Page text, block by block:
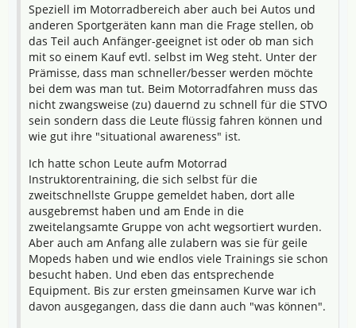
Speziell im Motorradbereich aber auch bei Autos und
anderen Sportgeräten kann man die Frage stellen, ob
das Teil auch Anfänger-geeignet ist oder ob man sich
mit so einem Kauf evtl. selbst im Weg steht. Unter der
Prämisse, dass man schneller/besser werden möchte
bei dem was man tut. Beim Motorradfahren muss das
nicht zwangsweise (zu) dauernd zu schnell für die STVO
sein sondern dass die Leute flüssig fahren können und
wie gut ihre "situational awareness" ist.
Ich hatte schon Leute aufm Motorrad
Instruktorentraining, die sich selbst für die
zweitschnellste Gruppe gemeldet haben, dort alle
ausgebremst haben und am Ende in die
zweitelangsamte Gruppe von acht wegsortiert wurden.
Aber auch am Anfang alle zulabern was sie für geile
Mopeds haben und wie endlos viele Trainings sie schon
besucht haben. Und eben das entsprechende
Equipment. Bis zur ersten gmeinsamen Kurve war ich
davon ausgegangen, dass die dann auch "was können".